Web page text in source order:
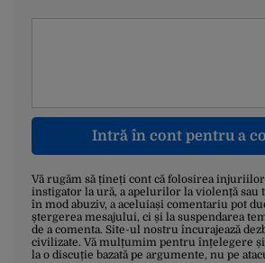
Intră în cont pentru a
Vă rugăm să țineți cont că folosirea
instigator la ură, a apelurilor la violență sau
în mod abuziv, a aceluiași comentariu pot
ștergerea mesajului, ci și la suspendarea
de a comenta. Site-ul nostru încurajează
civilizate. Vă mulțumim pentru înțelegere
la o discuție bazată pe argumente, nu pe